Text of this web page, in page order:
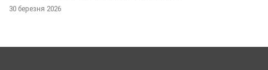
30 березня 2026